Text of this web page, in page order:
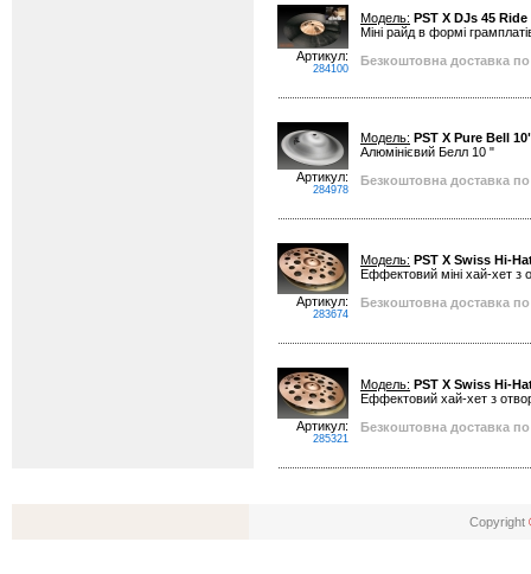
Артикул:
284100
Модель: PST X DJs 45 Ride
Міні райд в формі
Безкоштовна доставка по
Артикул:
284978
Модель: PST X Pure Bell
Алюмінієвий Белл 10 "
Безкоштовна доставка по
Артикул:
283674
Модель: PST X Swiss Hi-
Еффектовий міні хай-хет з
Безкоштовна доставка по
Артикул:
285321
Модель: PST X Swiss Hi-
Еффектовий хай-хет з
Безкоштовна доставка по
Copyright